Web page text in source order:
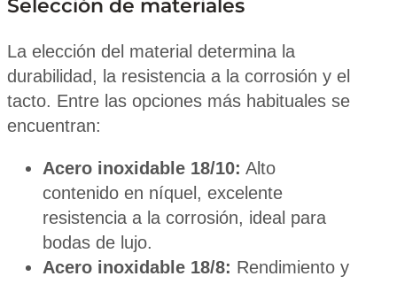
Selección de materiales
La elección del material determina la
durabilidad, la resistencia a la corrosión y el
tacto. Entre las opciones más habituales se
encuentran:
Acero inoxidable 18/10: Alto
contenido en níquel, excelente
resistencia a la corrosión, ideal para
bodas de lujo.
Acero inoxidable 18/8: Rendimiento y